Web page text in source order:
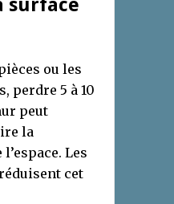
surface
ou les
perdre 5 à 10
peut
la
Les
cet